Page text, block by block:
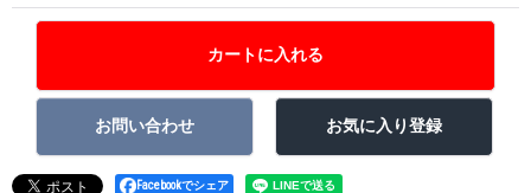
Facebookでシェア